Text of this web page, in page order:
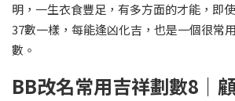
明，一生衣食豐足，有多方面的才能，即
37數一樣，每能逢凶化吉，也是一個很常
數。
BB改名常用吉祥劃數8｜